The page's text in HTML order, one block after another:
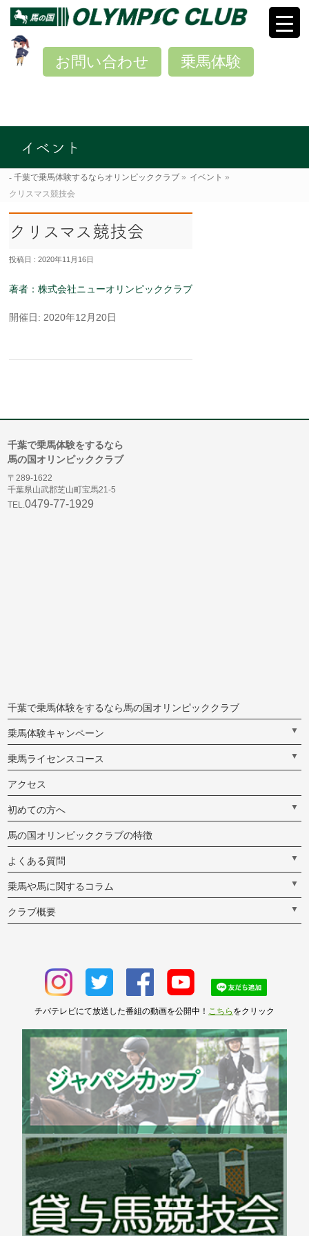
乗馬体験
お問い合わせ
イベント
千葉で乗馬体験するならオリンピッククラブ » イベント »
クリスマス競技会
クリスマス競技会
投稿日 : 2020年11月16日
著者：株式会社ニューオリンピッククラブ
開催日: 2020年12月20日
千葉で乗馬体験をするなら
馬の国オリンピッククラブ
〒289-1622
千葉県山武郡芝山町宝馬21-5
TEL.0479-77-1929
千葉で乗馬体験をするなら馬の国オリンピッククラブ
乗馬体験キャンペーン ▼
乗馬ライセンスコース ▼
アクセス
初めての方へ ▼
馬の国オリンピッククラブの特徴
よくある質問 ▼
乗馬や馬に関するコラム ▼
クラブ概要 ▼
チバテレビにて放送した番組の動画を公開中！ こちら をクリック